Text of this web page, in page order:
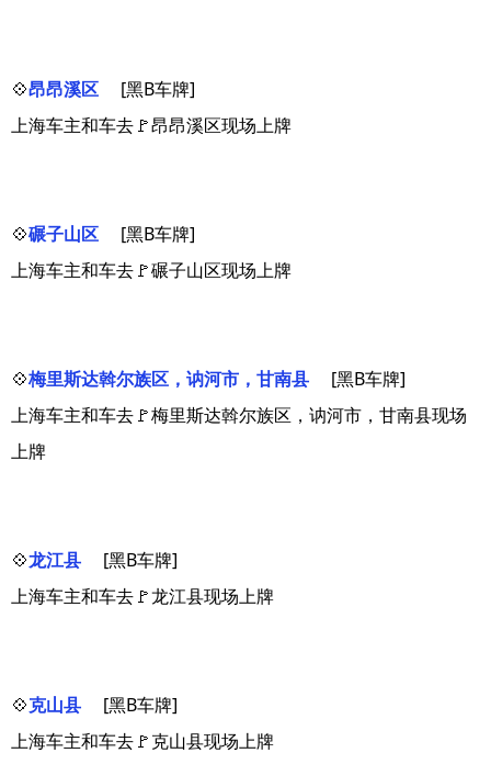
💠昂昂溪区
[黑B车牌]
上海车主和车去🚩昂昂溪区现场上牌
💠碾子山区
[黑B车牌]
上海车主和车去🚩碾子山区现场上牌
💠梅里斯达斡尔族区，讷河市，甘南县
[黑B车牌]
上海车主和车去🚩梅里斯达斡尔族区，讷河市，甘南县现场
上牌
💠龙江县
[黑B车牌]
上海车主和车去🚩龙江县现场上牌
💠克山县
[黑B车牌]
上海车主和车去🚩克山县现场上牌